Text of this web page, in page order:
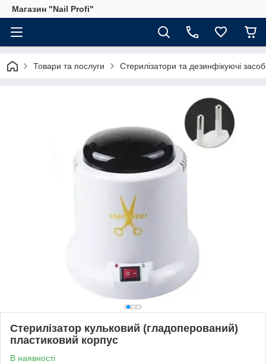
Магазин "Nail Profi"
Товари та послуги Стерилізатори та дезинфікуючі
Стерилізатор кульковий (гладоперований)
пластиковий корпус
В наявності